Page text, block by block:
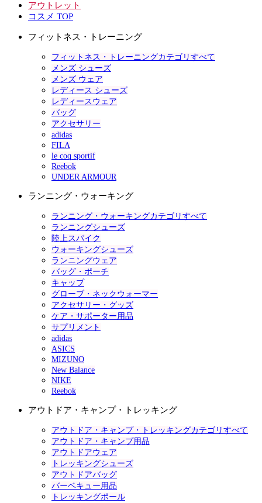
アウトレット
コスメ TOP
フィットネス・トレーニング
フィットネス・トレーニングカテゴリすべて
メンズ シューズ
メンズ ウェア
レディース シューズ
レディースウェア
バッグ
アクセサリー
adidas
FILA
le coq sportif
Reebok
UNDER ARMOUR
ランニング・ウォーキング
ランニング・ウォーキングカテゴリすべて
ランニングシューズ
陸上スパイク
ウォーキングシューズ
ランニングウェア
バッグ・ポーチ
キャップ
グローブ・ネックウォーマー
アクセサリー・グッズ
ケア・サポーター用品
サプリメント
adidas
ASICS
MIZUNO
New Balance
NIKE
Reebok
アウトドア・キャンプ・トレッキング
アウトドア・キャンプ・トレッキングカテゴリすべて
アウトドア・キャンプ用品
アウトドアウェア
トレッキングシューズ
アウトドアバッグ
バーベキュー用品
トレッキングポール